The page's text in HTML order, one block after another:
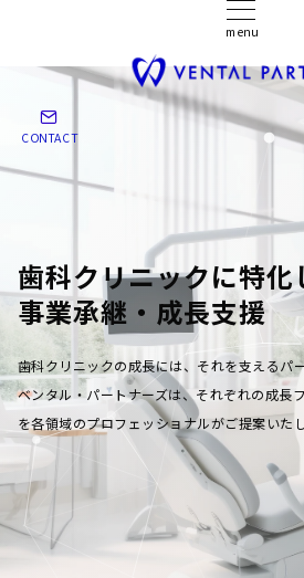
menu
CONTACT
歯科クリニックに特化
事業承継・成長支援
歯科クリニックの成長には、それを支えるパ
ベンタル・パートナーズは、それぞれの成長
を各領域のプロフェッショナルがご提案いた